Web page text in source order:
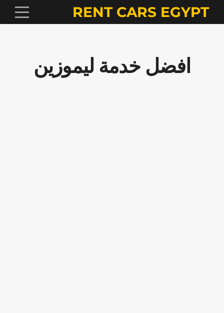
RENT CARS EGYPT
افضل خدمة ليموزين